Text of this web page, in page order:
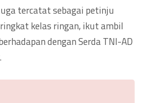
tercatat sebagai petinju
kelas ringan, ikut ambil
dengan Serda TNI-AD